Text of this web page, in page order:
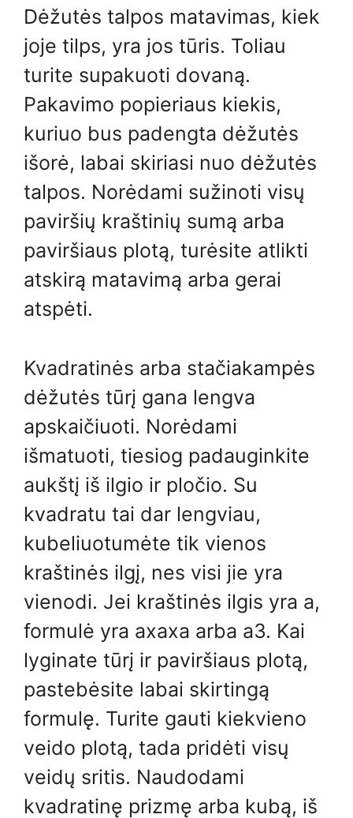
Dėžutės talpos matavimas, kiek
joje tilps, yra jos tūris. Toliau
turite supakuoti dovaną.
Pakavimo popieriaus kiekis,
kuriuo bus padengta dėžutės
išorė, labai skiriasi nuo dėžutės
talpos. Norėdami sužinoti visų
paviršių kraštinių sumą arba
paviršiaus plotą, turėsite atlikti
atskirą matavimą arba gerai
atspėti.
Kvadratinės arba stačiakampės
dėžutės tūrį gana lengva
apskaičiuoti. Norėdami
išmatuoti, tiesiog padauginkite
aukštį iš ilgio ir pločio. Su
kvadratu tai dar lengviau,
kubeliuotumėte tik vienos
kraštinės ilgį, nes visi jie yra
vienodi. Jei kraštinės ilgis yra a,
formulė yra axaxa arba a3. Kai
lyginate tūrį ir paviršiaus plotą,
pastebėsite labai skirtingą
formulę. Turite gauti kiekvieno
veido plotą, tada pridėti visų
veidų sritis. Naudodami
kvadratinę prizmę arba kubą, iš